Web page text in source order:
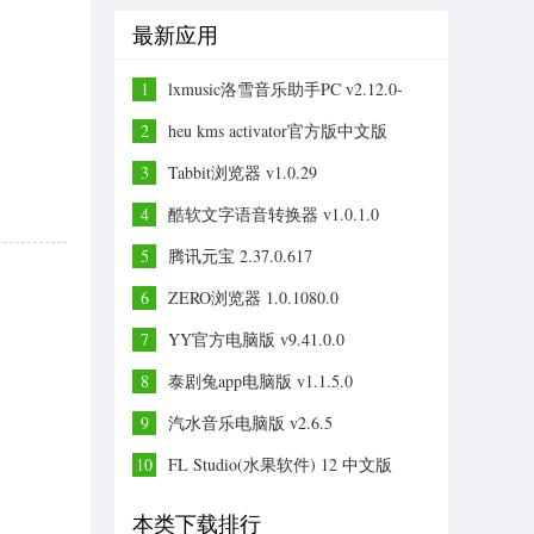
最新应用
1
lxmusic洛雪音乐助手PC v2.12.0-
2
heu kms activator官方版中文版
3
Tabbit浏览器 v1.0.29
4
酷软文字语音转换器 v1.0.1.0
5
腾讯元宝 2.37.0.617
6
ZERO浏览器 1.0.1080.0
7
YY官方电脑版 v9.41.0.0
8
泰剧兔app电脑版 v1.1.5.0
9
汽水音乐电脑版 v2.6.5
10
FL Studio(水果软件) 12 中文版
本类下载排行